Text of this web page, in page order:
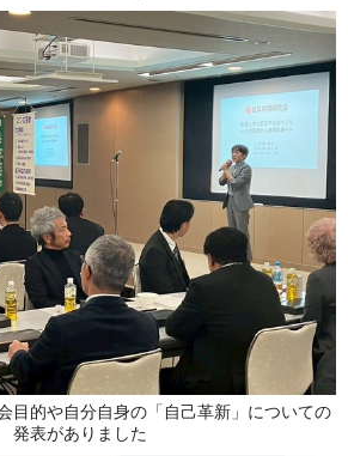
目的や自分自身の「自己革新」についての
発表がありました